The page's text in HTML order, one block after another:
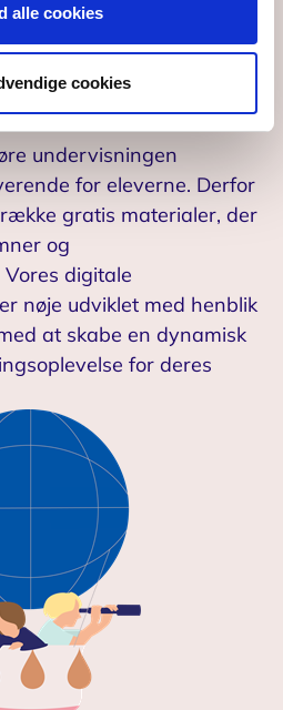
alle cookies
cookies
Trygfonden, Politiet
undervisningen i
finde forløb til både
ogudskolingen.
undervisningen
for eleverne. Derfor
gratis materialer, der
og
digitale
nøje udviklet med henblik
at skabe en dynamisk
for deres